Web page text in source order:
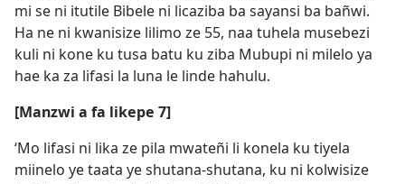
mi se ni itutile Bibele ni licaziba ba sayansi ba bañwi.
Ha ne ni kwanisize lilimo ze 55, naa tuhela musebezi
kuli ni kone ku tusa batu ku ziba Mubupi ni milelo ya
hae ka za lifasi la luna le linde hahulu.
[Manzwi a fa likepe 7]
‘Mo lifasi ni lika ze pila mwateñi li konela ku tiyela
miinelo ye taata ye shutana-shutana, ku ni kolwisize